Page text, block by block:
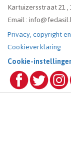
Kartuizersstraat 21 ,
Email :
Privacy, copyright
Cookieverklaring
Cookie-